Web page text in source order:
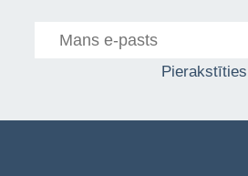
Pierakstīties